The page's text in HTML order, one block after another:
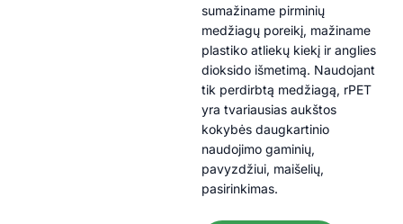
sumažiname pirminių
medžiagų poreikį, mažiname
plastiko atliekų kiekį ir anglies
dioksido išmetimą. Naudojant
tik perdirbtą medžiagą, rPET
yra tvariausias aukštos
kokybės daugkartinio
naudojimo gaminių,
pavyzdžiui, maišelių,
pasirinkimas.